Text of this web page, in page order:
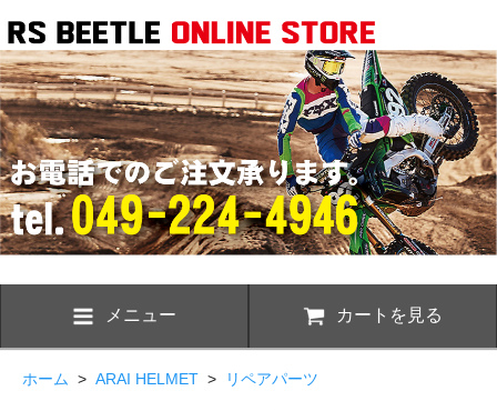
メニュー カートを見る
ホーム > ARAI HELMET > リペアパーツ